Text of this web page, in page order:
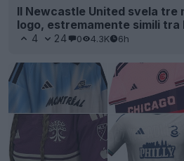
Il Newcastle United svela tre
logo, estremamente simili tra
4 24 0 4.3K 6h